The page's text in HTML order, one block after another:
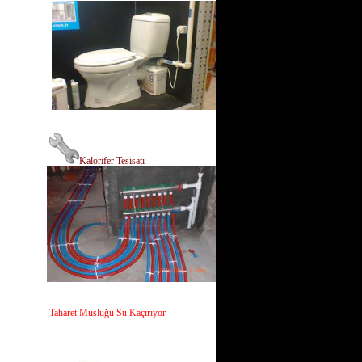
Kalorifer Tesisatı
Taharet Musluğu Su Kaçırıyor